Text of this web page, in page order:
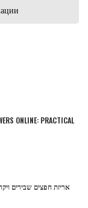
ONLINE: PRACTICAL
אריזת חפצים שבירים